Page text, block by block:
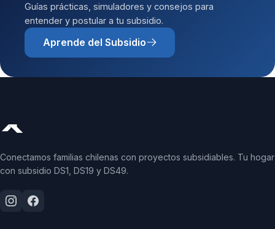
Guías prácticas, simuladores y consejos para
entender y postular a tu subsidio.
Aprende del Subsidio
Conectamos familias chilenas con proyectos subsidiables. Tu hogar
con subsidio DS1, DS19 y DS49.